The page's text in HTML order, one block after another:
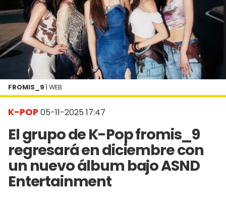
K-POP 05-11-2025 17:47
El grupo de K-Pop fromis_9
regresará en diciembre con
un nuevo álbum bajo ASND
Entertainment
FROMIS_9 | WEB